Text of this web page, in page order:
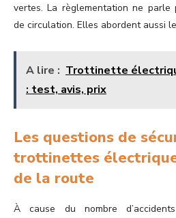
vertes. La règlementation ne parle
de circulation. Elles abordent aussi
A lire : Trottinette
: test, avis, prix
Les questions de
trottinettes
de la route
À cause du nombre